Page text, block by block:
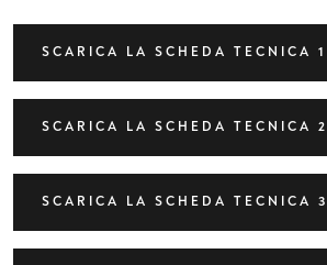
SCARICA LA SCHEDA TECNICA 1
SCARICA LA SCHEDA TECNICA 2
SCARICA LA SCHEDA TECNICA 3